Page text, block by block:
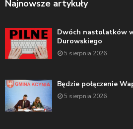
Najnowsze artykuły
Dwóch nastolatków
Durowskiego
5 sierpnia 2026
Będzie połączenie
5 sierpnia 2026